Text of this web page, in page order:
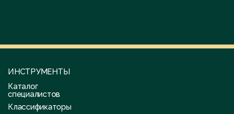
ИНСТРУМЕНТЫ
Каталог
специалистов
Классификаторы